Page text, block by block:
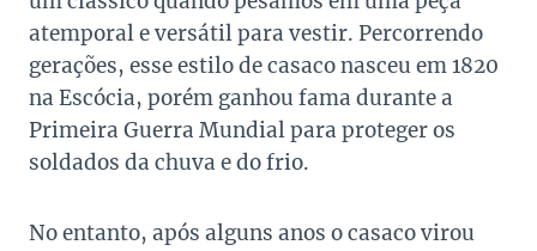
atemporal e versátil para vestir. Percorrendo
gerações, esse estilo de casaco nasceu em 1820
na Escócia, porém ganhou fama durante a
Primeira Guerra Mundial para proteger os
soldados da chuva e do frio.
No entanto, após alguns anos o casaco virou